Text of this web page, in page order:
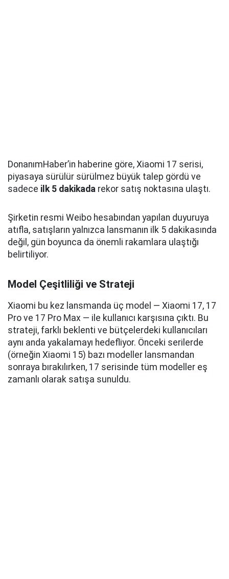
DonanımHaber’in haberine göre, Xiaomi 17 serisi,
piyasaya sürülür sürülmez büyük talep gördü ve
sadece ilk 5 dakikada rekor satış noktasına ulaştı.
Şirketin resmi Weibo hesabından yapılan duyuruya
atıfla, satışların yalnızca lansmanın ilk 5 dakikasında
değil, gün boyunca da önemli rakamlara ulaştığı
belirtiliyor.
Model Çeşitliliği ve Strateji
Xiaomi bu kez lansmanda üç model — Xiaomi 17, 17
Pro ve 17 Pro Max — ile kullanıcı karşısına çıktı. Bu
strateji, farklı beklenti ve bütçelerdeki kullanıcıları
aynı anda yakalamayı hedefliyor. Önceki serilerde
(örneğin Xiaomi 15) bazı modeller lansmandan
sonraya bırakılırken, 17 serisinde tüm modeller eş
zamanlı olarak satışa sunuldu.